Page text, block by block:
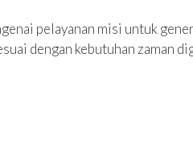
pelayanan misi untuk
dengan kebutuhan zaman